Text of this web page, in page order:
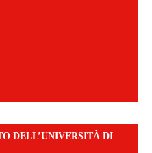
DELL’UNIVERSITÀ DI